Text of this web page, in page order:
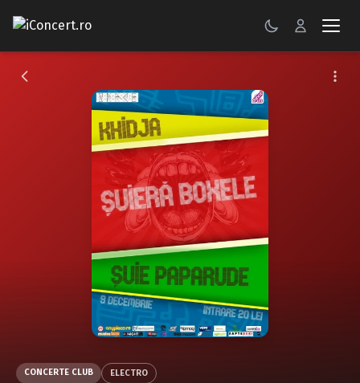
CONCERTE
Caută în site...
CONCERTE CLUB ELECTRO